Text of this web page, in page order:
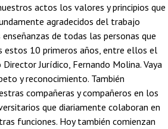
actos los valores y principios que
agradecidos del trabajo
de todas las personas que
estos 10 primeros años, entre ellos el
Jurídico, Fernando Molina. Vaya
y reconocimiento. También
compañeras y compañeros en los
que diariamente colaboran en
funciones. Hoy también comienzan